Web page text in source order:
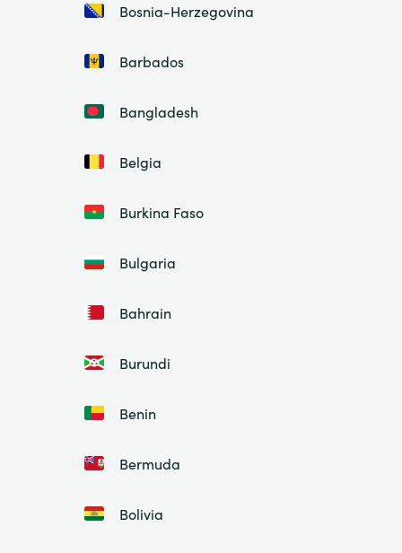
Bosnia-Herzegovina
Barbados
Bangladesh
Belgia
Burkina Faso
Bulgaria
Bahrain
Burundi
Benin
Bermuda
Bolivia